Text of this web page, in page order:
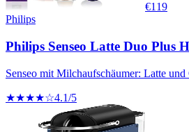
€119
Philips
Philips Senseo Latte Duo Plus
Senseo mit Milchaufschäumer: Latte und
★★★★☆4.1/5